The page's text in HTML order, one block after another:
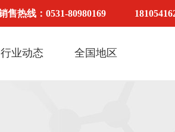
售热线：0531-80980169
行业动态 全国地区